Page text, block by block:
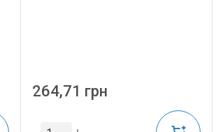
264,71 грн